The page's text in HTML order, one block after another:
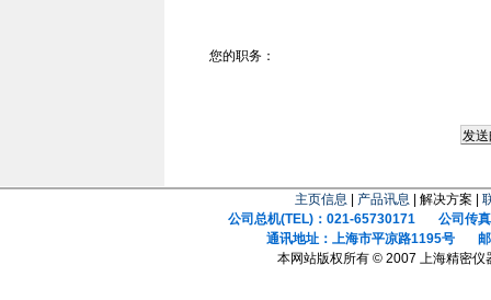
您的职务：
主页信息 产品讯息 | 解决方案 |
公司总机(TEL)：021-65730171 公司传真
通讯地址：上海市平凉路1195号 邮
本网站版权所有 © 2007 上海精密仪